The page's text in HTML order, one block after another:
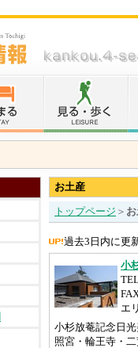
お土産
トップページ ＞
過去3日内に更
小
エ
小杉放菴記念日
照宮・輪王寺・